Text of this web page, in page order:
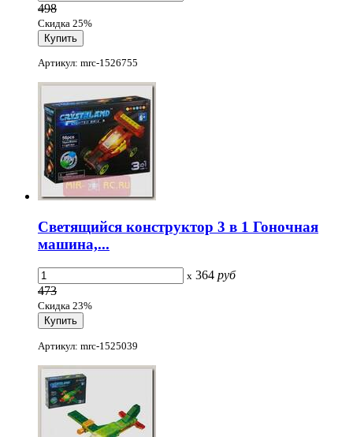
498
Скидка 25%
Артикул: mrc-1526755
Светящийся конструктор 3 в 1 Гоночная
машина,...
x 364 руб
473
Скидка 23%
Артикул: mrc-1525039